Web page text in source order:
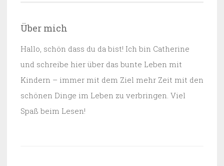
Über mich
Hallo, schön dass du da bist! Ich bin Catherine
und schreibe hier über das bunte Leben mit
Kindern – immer mit dem Ziel mehr Zeit mit den
schönen Dinge im Leben zu verbringen. Viel
Spaß beim Lesen!